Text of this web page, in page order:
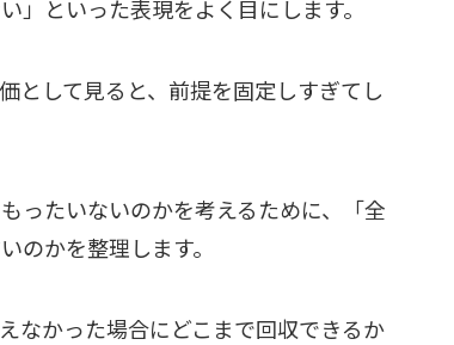
」といった表現をよく目にします。
として見ると、前提を固定しすぎてし
ったいないのかを考えるために、「全
のかを整理します。
なかった場合にどこまで回収できるか